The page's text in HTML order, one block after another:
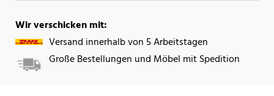
Wir verschicken mit:
Versand innerhalb von 5 Arbeitstagen
Große Bestellungen und Möbel mit Spedition